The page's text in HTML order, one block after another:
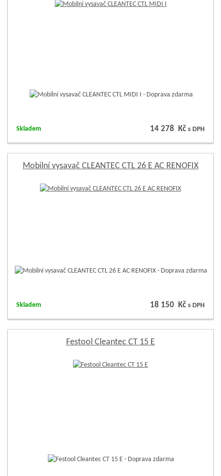
Skladem 14 278 Kčs DPH
Mobilní vysavač CLEANTEC CTL 26 E AC RENOFIX
Skladem 18 150 Kčs DPH
Festool Cleantec CT 15 E